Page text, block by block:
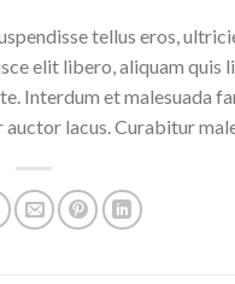
tellus eros,
elit libero, aliquam quis
Interdum et malesuada
lacus. Curabitur